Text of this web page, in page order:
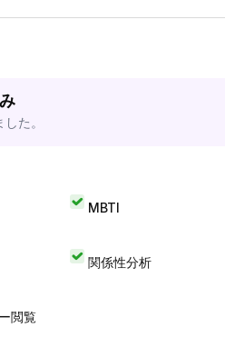
た。
MBTI
関係性分析
閲覧